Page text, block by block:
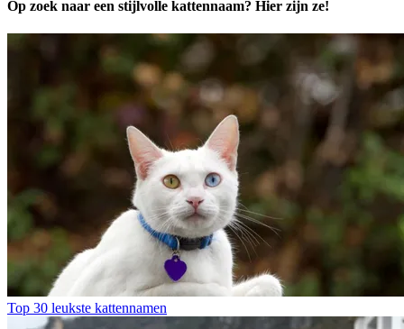
Op zoek naar een stijlvolle kattennaam? Hier zijn ze!
Top 30 leukste kattennamen